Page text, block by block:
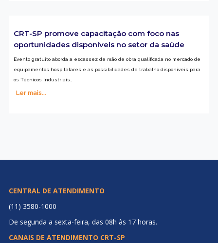
CRT-SP promove capacitação com foco nas
oportunidades disponíveis no setor da saúde
Evento gratuito aborda a escassez de mão de obra qualificada no mercado de
equipamentos hospitalares e as possibilidades de trabalho disponíveis para
os Técnicos Industriais…
Ler mais...
CENTRAL DE ATENDIMENTO
(11) 3580-1000
De segunda a sexta-feira, das 08h às 17 horas.
CANAIS DE ATENDIMENTO CRT-SP